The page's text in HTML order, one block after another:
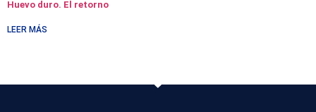
Huevo duro. El retorno
LEER MÁS